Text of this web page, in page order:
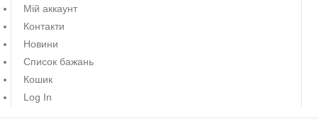
Мій аккаунт
Контакти
Новини
Список бажань
Кошик
Log In